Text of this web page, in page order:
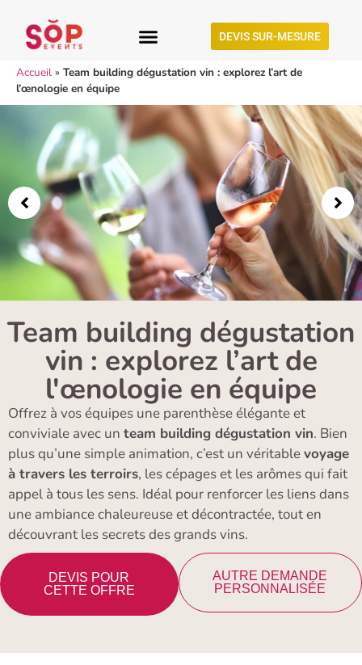
DEVIS SUR-MESURE
Accueil » Team building dégustation vin : explorez l’art de
l’œnologie en équipe​
Team building dégustation
vin : explorez l’art de
l'œnologie en équipe
Offrez à vos équipes une parenthèse élégante et
conviviale avec un team building dégustation vin. Bien
plus qu’une simple animation, c’est un véritablevoyage
à travers les terroirs, les cépages et les arômes qui fait
appel à tous les sens. Idéal pour renforcer les liens dans
une ambiance chaleureuse et décontractée, tout en
découvrant les secrets des grands vins.
DEVIS POUR
CETTE OFFRE
AUTRE DEMANDE
PERSONNALISÉE